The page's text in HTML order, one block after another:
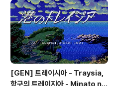
- Subette Koronde Dai Ran
tou, いけいけ熱血ホッケー部
すべってころんで大乱闘
[GEN] 트레이시아 - Traysia,